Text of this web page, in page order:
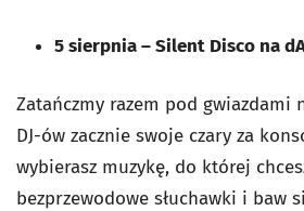
5 sierpnia–Silent Disco na
Zatańczmy razem pod gwiazdami
DJ-ów zacznie swoje czary za
wybierasz muzykę, do której
bezprzewodowe słuchawki i baw